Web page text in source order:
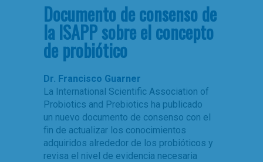
Documento de consenso de
la ISAPP sobre el concepto
de probiótico
Dr. Francisco Guarner
La International Scientific Association of
Probiotics and Prebiotics ha publicado
un nuevo documento de consenso con el
fin de actualizar los conocimientos
adquiridos alrededor de los probióticos y
revisa el nivel de evidencia necesaria